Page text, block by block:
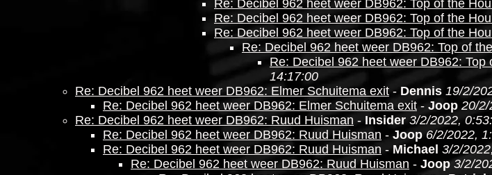
Re: Decibel 962 heet weer DB962: Top of the
Re: Decibel 962 heet weer DB962: Top of the
Re: Decibel 962 heet weer DB962: Top of the
Re: Decibel 962 heet weer DB962: Top of
Re: Decibel 962 heet weer DB962:
14:17:00
Re: Decibel 962 heet weer DB962: Elmer Schuitema exit - Dennis 19/2/
Re: Decibel 962 heet weer DB962: Elmer Schuitema exit - Joop 20/2/
Re: Decibel 962 heet weer DB962: Ruud Huisman - Insider 3/2/2022,
Re: Decibel 962 heet weer DB962: Ruud Huisman - Joop 6/2/2022,
Re: Decibel 962 heet weer DB962: Ruud Huisman -Michael 3/2/
Re: Decibel 962 heet weer DB962: Ruud Huisman - Joop 3/2/